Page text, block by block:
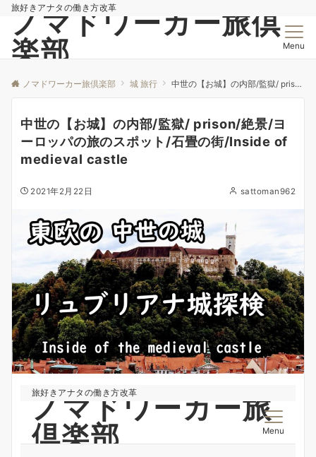
旅好きアナタの働き方改革
ノマドワーカー旅倶
楽部
Menu
ノマドワーカー旅倶楽部 城 旅行 中世の【お城】の内部/監獄/ prison/絶景/ヨーロッパの旅のスポット/石畳の街/Inside of medieval castle
中世の【お城】の内部/監獄/ prison/絶景/ヨ
ーロッパの旅のスポット/石畳の街/Inside of
medieval castle
2021年2月22日 sattoman962